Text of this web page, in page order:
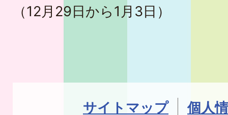
（12月29日から1月3日）
サイトマップ
個人